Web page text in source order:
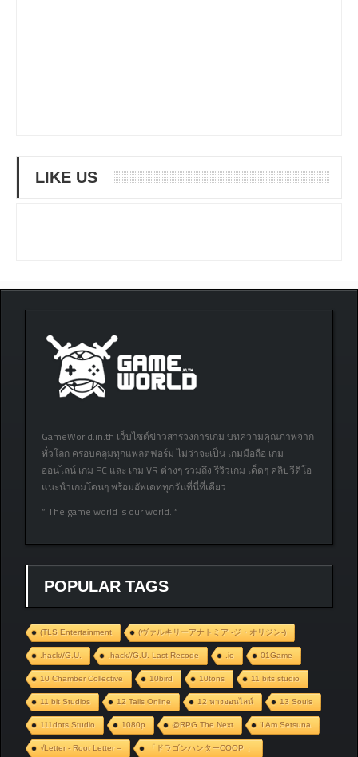
LIKE US
GameWorld.in.th เว็บไซต์ข่าวสารวงการเกม บทความคุณภาพจาก
ทั่วโลก ครอบคลุมทุกแพลตฟอร์ม ไม่ว่าจะเป็น เกมมือถือ เกม
ออนไลน์ เกม PC และ เกม VR ต่างๆ รวมถึง รีวิวเกม เด็ดๆ คลิปวีดิโอ
แนะนำเกมโดนๆ พร้อมอัพเดททุกวันที่นี่ที่เดียว
” The game world is our world. “
POPULAR TAGS
(TLS Entertainment (ヴァルキリーアナトミア ‐ジ・オリジン‐)
.hack//G.U. .hack//G.U. Last Recode .io 01Game
10 Chamber Collective 10bird 10tons 11 bits studio
11 bit Studios 12 Tails Online 12 หางออนไลน์ 13 Souls
111dots Studio 1080p @RPG The Next ‘I Am Setsuna
√Letter - Root Letter – 「ドラゴンハンターCOOP 」